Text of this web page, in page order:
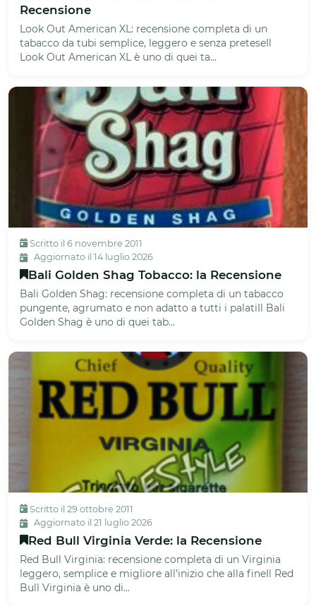
Recensione
Look Out American XL: recensione completa di un
tabacco da tubi semplice, leggero e senza preteseIl
Look Out American XL è uno di quei ta...
Scritto il 6 novembre 2011
Aggiornato il 14 luglio 2026
Bali Golden Shag Tobacco: la Recensione
Bali Golden Shag: recensione completa di un tabacco
pungente, agrumato e non adatto a tutti i palatiIl Bali
Golden Shag è uno di quei tab...
Scritto il 29 ottobre 2011
Aggiornato il 21 luglio 2026
Red Bull Virginia Verde: la Recensione
Red Bull Virginia: recensione completa di un Virginia
leggero, semplice e migliore all’inizio che alla fineIl Red
Bull Virginia è uno di...